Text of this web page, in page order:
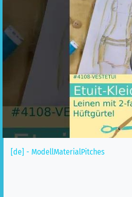
[de] - ModellMaterialPitches